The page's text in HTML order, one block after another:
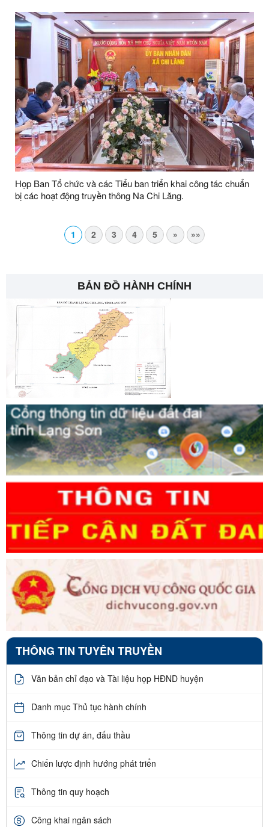
Họp Ban Tổ chức và các Tiểu ban triển khai công tác chuẩn
bị các hoạt động truyền thông Na Chi Lăng.
1 2 3 4 5 » »»
BẢN ĐỒ HÀNH CHÍNH
THÔNG TIN TUYÊN TRUYỀN
Văn bản chỉ đạo và Tài liệu họp HĐND huyện
Danh mục Thủ tục hành chính
Thông tin dự án, đấu thầu
Chiến lược định hướng phát triển
Thông tin quy hoạch
Công khai ngân sách